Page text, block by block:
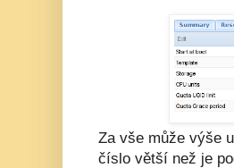
Za vše může výše
číslo větší než je